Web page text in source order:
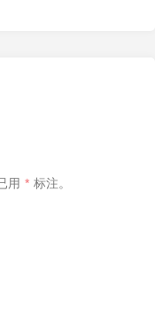
用 * 标注。